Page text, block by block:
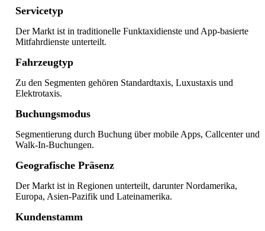
Servicetyp
Der Markt ist in traditionelle Funktaxidienste und App-basierte
Mitfahrdienste unterteilt.
Fahrzeugtyp
Zu den Segmenten gehören Standardtaxis, Luxustaxis und
Elektrotaxis.
Buchungsmodus
Segmentierung durch Buchung über mobile Apps, Callcenter und
Walk-In-Buchungen.
Geografische Präsenz
Der Markt ist in Regionen unterteilt, darunter Nordamerika,
Europa, Asien-Pazifik und Lateinamerika.
Kundenstamm